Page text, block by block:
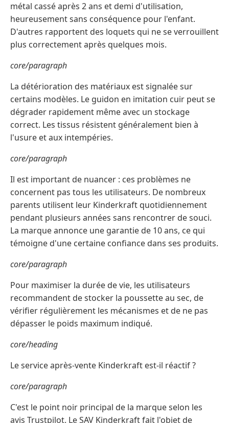
métal cassé après 2 ans et demi d'utilisation,
heureusement sans conséquence pour l'enfant.
D'autres rapportent des loquets qui ne se verrouillent
plus correctement après quelques mois.
core/paragraph
La détérioration des matériaux est signalée sur
certains modèles. Le guidon en imitation cuir peut se
dégrader rapidement même avec un stockage
correct. Les tissus résistent généralement bien à
l'usure et aux intempéries.
core/paragraph
Il est important de nuancer : ces problèmes ne
concernent pas tous les utilisateurs. De nombreux
parents utilisent leur Kinderkraft quotidiennement
pendant plusieurs années sans rencontrer de souci.
La marque annonce une garantie de 10 ans, ce qui
témoigne d'une certaine confiance dans ses produits.
core/paragraph
Pour maximiser la durée de vie, les utilisateurs
recommandent de stocker la poussette au sec, de
vérifier régulièrement les mécanismes et de ne pas
dépasser le poids maximum indiqué.
core/heading
Le service après-vente Kinderkraft est-il réactif ?
core/paragraph
C'est le point noir principal de la marque selon les
avis Trustpilot. Le SAV Kinderkraft fait l'objet de